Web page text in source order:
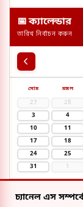
📅 ক্যালেন্ডার
তারিখ নির্বাচন করুন
সোম মঙ্গল
27 28
3
4
10
11
17
18
24
25
31
1
চ্যানেল এস